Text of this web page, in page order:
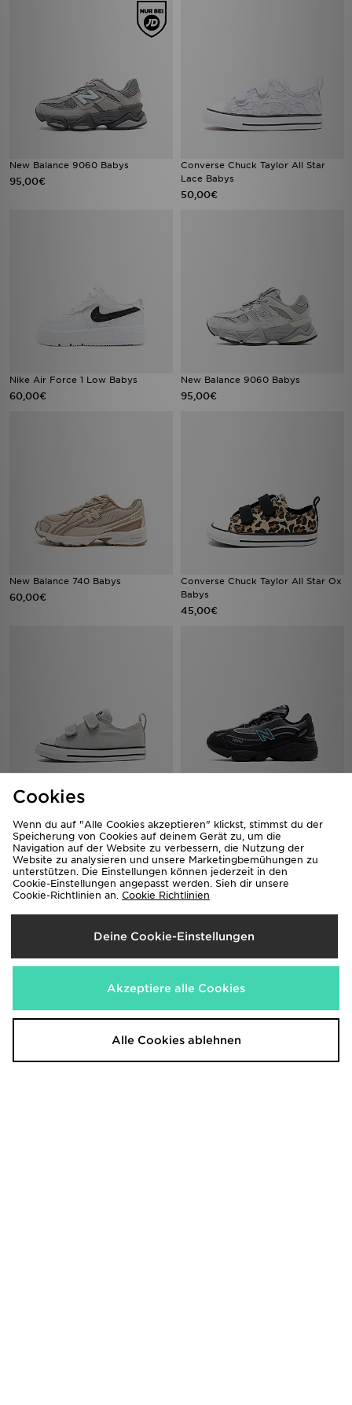
New Balance 9060 Babys
95,00€
Converse Chuck Taylor All Star
Lace Babys
50,00€
Nike Air Force 1 Low Babys
60,00€
New Balance 9060 Babys
95,00€
New Balance 740 Babys
60,00€
Converse Chuck Taylor All Star Ox
Babys
45,00€
Converse Chuck Taylor All Star Ox
45,00€
On Running Cloud Dash Babys New Balance 1906 Babys
Cookies
Wenn du auf "Alle Cookies akzeptieren" klickst, stimmst du der
Speicherung von Cookies auf deinem Gerät zu, um die
Navigation auf der Website zu verbessern, die Nutzung der
Website zu analysieren und unsere Marketingbemühungen zu
unterstützen. Die Einstellungen können jederzeit in den
Cookie-Einstellungen angepasst werden. Sieh dir unsere
Cookie-Richtlinien an. Cookie Richtlinien
Deine Cookie-Einstellungen
Akzeptiere alle Cookies
Alle Cookies ablehnen